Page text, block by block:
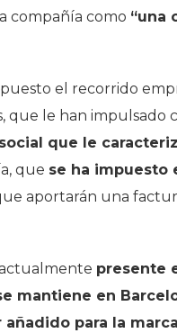
compañía como “una
el recorrido
que le han impulsado
que le
que se ha impuesto
aportarán una
presente
mantiene en
para la